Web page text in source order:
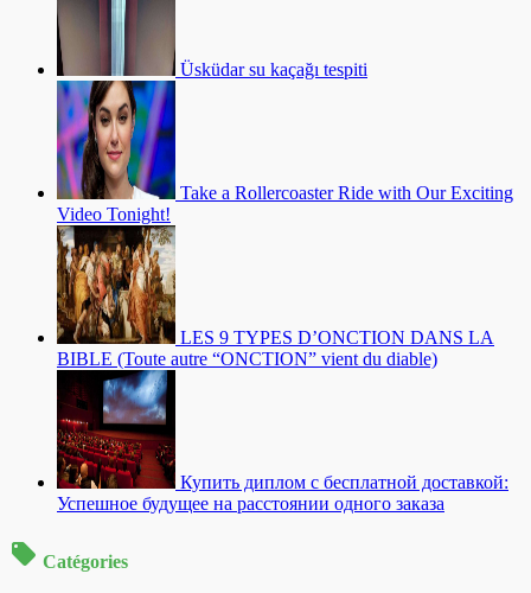
Üsküdar su kaçağı tespiti
Take a Rollercoaster Ride with Our Exciting
Video Tonight!
LES 9 TYPES D’ONCTION DANS LA
BIBLE (Toute autre “ONCTION” vient du diable)
Купить диплом с бесплатной доставкой:
Успешное будущее на расстоянии одного заказа
Catégories